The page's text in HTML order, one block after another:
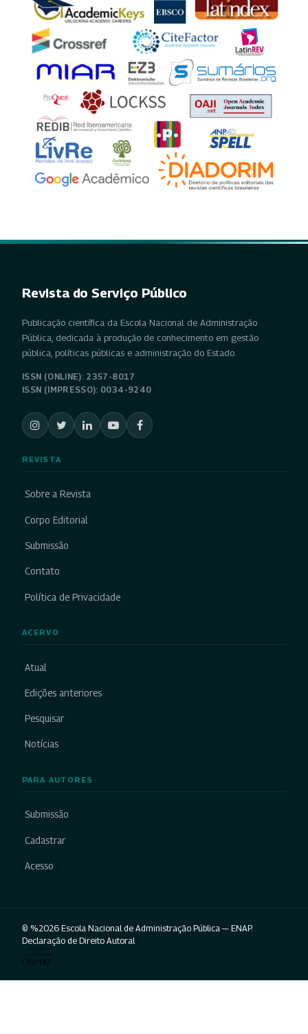
Revista do Serviço Público
Publicação científica da Escola Nacional de Administração
Pública, dedicada à produção de conhecimento em gestão
pública, políticas públicas e administração do Estado.
ISSN (ONLINE): 2357-8017
ISSN (IMPRESSO): 0034-9240
REVISTA
Sobre a Revista
Corpo Editorial
Submissão
Contato
Política de Privacidade
ACERVO
Atual
Edições anteriores
Pesquisar
Notícias
PARA AUTORES
Submissão
Cadastrar
Acesso
© %2026 Escola Nacional de Administração Pública — ENAP.
Declaração de Direito Autoral